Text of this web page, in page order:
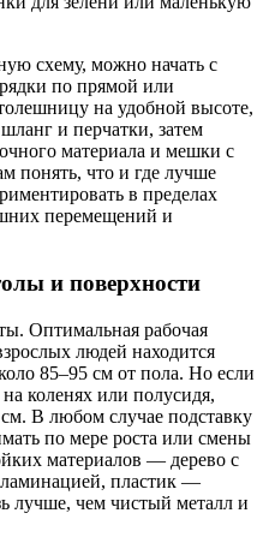
схему, можно начать с
по прямой или
на удобной высоте,
и перчатки, затем
материала и мешки с
понять, что и где лучше
в пределах
перемещений и
и поверхности
Оптимальная рабочая
людей находится
85–95 см от пола. Но если
коленях или полусидя,
В любом случае подставку
по мере роста или смены
материалов — дерево с
пластик —
лучше, чем чистый металл и